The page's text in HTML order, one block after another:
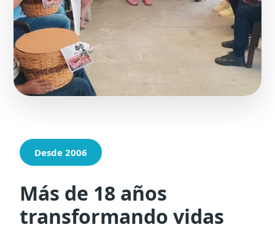
Desde 2006
Más de 18 años
transformando vidas